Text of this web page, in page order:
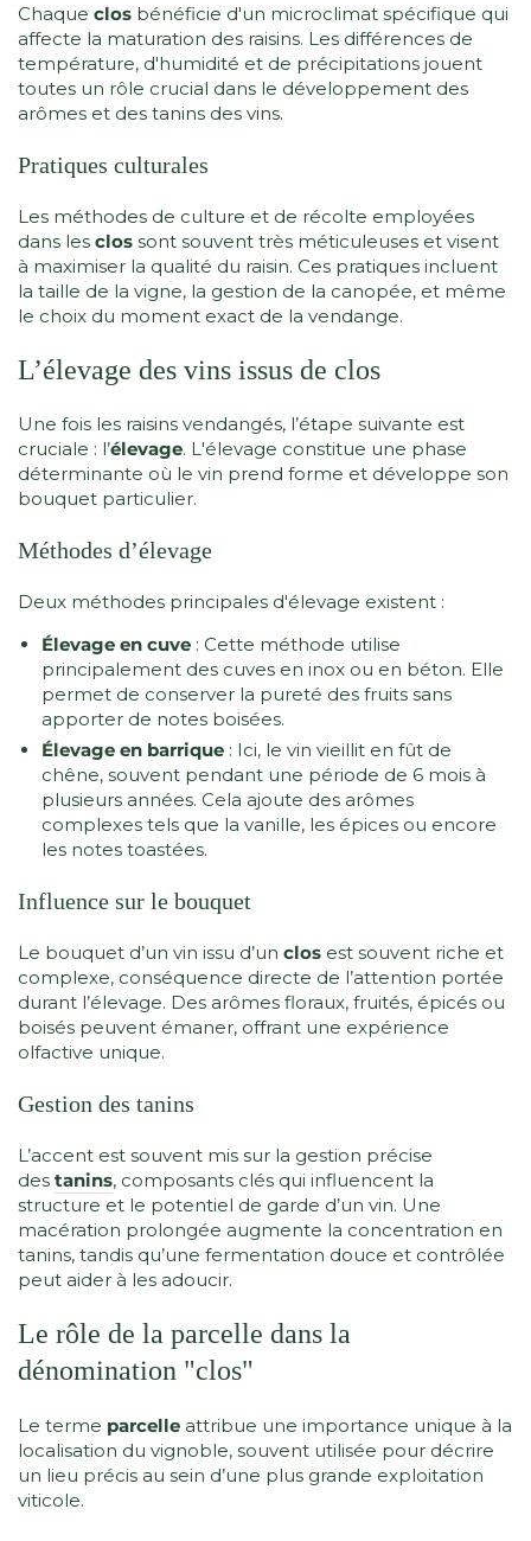
Chaque clos bénéficie d'un microclimat spécifique qui
affecte la maturation des raisins. Les différences de
température, d'humidité et de précipitations jouent
toutes un rôle crucial dans le développement des
arômes et des tanins des vins.
Pratiques culturales
Les méthodes de culture et de récolte employées
dans les clos sont souvent très méticuleuses et visent
à maximiser la qualité du raisin. Ces pratiques incluent
la taille de la vigne, la gestion de la canopée, et même
le choix du moment exact de la vendange.
L’élevage des vins issus de clos
Une fois les raisins vendangés, l’étape suivante est
cruciale : l’élevage. L'élevage constitue une phase
déterminante où le vin prend forme et développe son
bouquet particulier.
Méthodes d’élevage
Deux méthodes principales d'élevage existent :
Élevage en cuve : Cette méthode utilise
principalement des cuves en inox ou en béton. Elle
permet de conserver la pureté des fruits sans
apporter de notes boisées.
Élevage en barrique : Ici, le vin vieillit en fût de
chêne, souvent pendant une période de 6 mois à
plusieurs années. Cela ajoute des arômes
complexes tels que la vanille, les épices ou encore
les notes toastées.
Influence sur le bouquet
Le bouquet d’un vin issu d’un clos est souvent riche et
complexe, conséquence directe de l’attention portée
durant l’élevage. Des arômes floraux, fruités, épicés ou
boisés peuvent émaner, offrant une expérience
olfactive unique.
Gestion des tanins
L’accent est souvent mis sur la gestion précise
des tanins, composants clés qui influencent la
structure et le potentiel de garde d’un vin. Une
macération prolongée augmente la concentration en
tanins, tandis qu’une fermentation douce et contrôlée
peut aider à les adoucir.
Le rôle de la parcelle dans la
dénomination "clos"
Le terme parcelle attribue une importance unique à la
localisation du vignoble, souvent utilisée pour décrire
un lieu précis au sein d’une plus grande exploitation
viticole.